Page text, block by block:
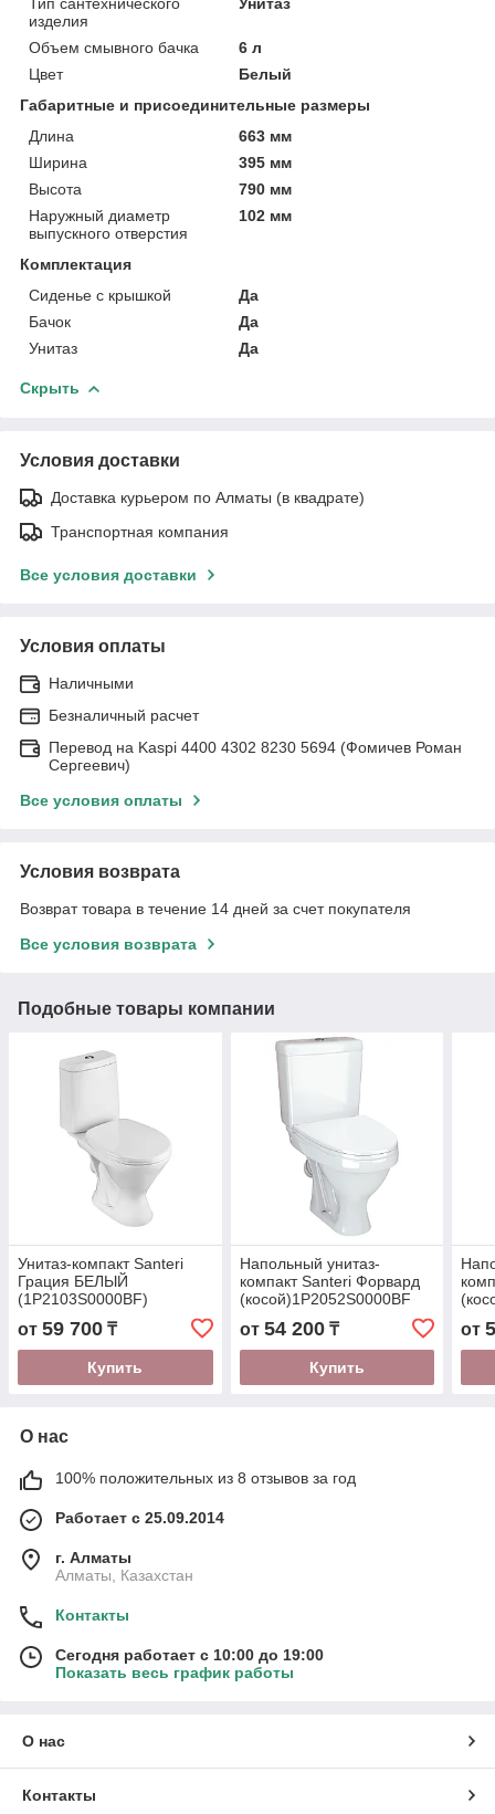
изделия
Объем смывного бачка
6 л
Цвет
Белый
Габаритные и присоединительные размеры
Длина
663 мм
Ширина
395 мм
Высота
790 мм
Наружный диаметр
выпускного отверстия
102 мм
Комплектация
Сиденье с крышкой
Да
Бачок
Да
Унитаз
Да
Скрыть
Условия доставки
Доставка курьером по Алматы (в квадрате)
Транспортная компания
Все условия доставки
Условия оплаты
Наличными
Безналичный расчет
Перевод на Kaspi 4400 4302 8230 5694 (Фомичев Роман
Сергеевич)
Все условия оплаты
Условия возврата
Возврат товара в течение 14 дней за счет покупателя
Все условия возврата
Подобные товары компании
Унитаз-компакт Santeri
Грация БЕЛЫЙ
(1P2103S0000BF)
от 59 700 ₸
Купить
Напольный унитаз-
компакт Santeri Форвард
(косой)1P2052S0000BF
от 54 200₸
Купить
от
О нас
100% положительных из 8 отзывов за год
Работает с 25.09.2014
г. Алматы
Алматы, Казахстан
Контакты
Сегодня работает с 10:00 до 19:00
Показать весь график работы
О нас
Контакты